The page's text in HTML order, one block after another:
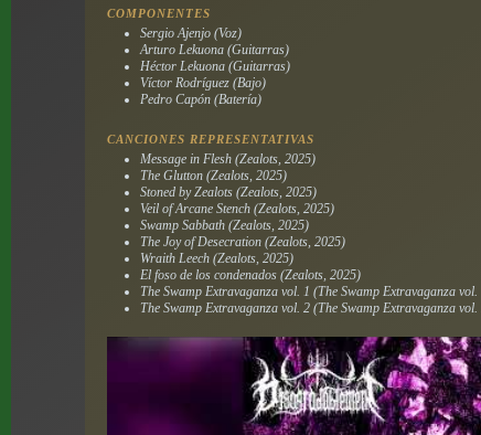
COMPONENTES
Sergio Ajenjo (Voz)
Arturo Lekuona (Guitarras)
Héctor Lekuona (Guitarras)
Víctor Rodríguez (Bajo)
Pedro Capón (Batería)
CANCIONES REPRESENTATIVAS
Message in Flesh (Zealots, 2025)
The Glutton (Zealots, 2025)
Stoned by Zealots (Zealots, 2025)
Veil of Arcane Stench (Zealots, 2025)
Swamp Sabbath (Zealots, 2025)
The Joy of Desecration (Zealots, 2025)
Wraith Leech (Zealots, 2025)
El foso de los condenados (Zealots, 2025)
The Swamp Extravaganza vol. 1 (The Swamp Extravaganza
The Swamp Extravaganza vol. 2 (The Swamp Extravaganza